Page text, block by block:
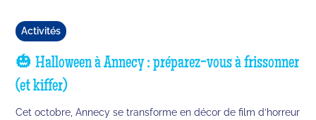
Activités
🎃 Halloween à Annecy : préparez-vous à frissonner
(et kiffer)
Cet octobre, Annecy se transforme en décor de film d’horreur